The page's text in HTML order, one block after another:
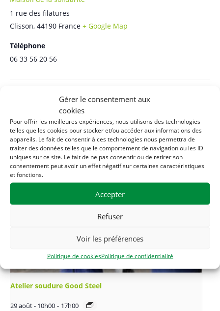
Gérer le consentement aux
cookies
Pour offrir les meilleures expériences, nous utilisons des technologies
telles que les cookies pour stocker et/ou accéder aux informations des
appareils. Le fait de consentir à ces technologies nous permettra de
traiter des données telles que le comportement de navigation ou les ID
uniques sur ce site. Le fait de ne pas consentir ou de retirer son
consentement peut avoir un effet négatif sur certaines caractéristiques
et fonctions.
Accepter
Refuser
Voir les préférences
Politique de cookiesPolitique de confidentialité
1 rue des filatures
Clisson, 44190 France + Google Map
Téléphone
06 33 56 20 56
Related Évènements
Atelier soudure Good Steel
29 août - 10h00 - 17h00